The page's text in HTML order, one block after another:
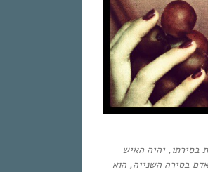
בסירתו, יהיה האיש
בסירה השנייה, הוא